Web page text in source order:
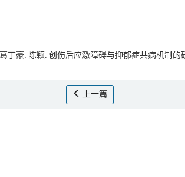
丁豪, 陈颖. 创伤后应激障碍与抑郁症共病机制的
上一篇